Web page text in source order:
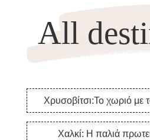
All
Χρυσοβίτσι:Το χωριό με
Χαλκί: Η παλιά